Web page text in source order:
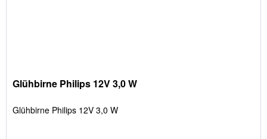
Glühbirne Philips 12V 3,0 W
Glühbirne Philips 12V 3,0 W